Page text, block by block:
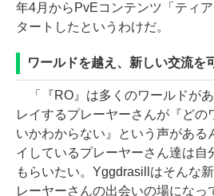
年4月からPvEコンテンツ「ティ
タートしたというわけだ。
ワールドを越え、新しい交流を
「『RO』は多くのワールドが
レイするプレーヤーさんが『どの
いかわからない』という声がある
イしているプレーヤーさん達は自
もらいたい。Yggdrasillはそんな
レーヤーさんの出会いの場になっ